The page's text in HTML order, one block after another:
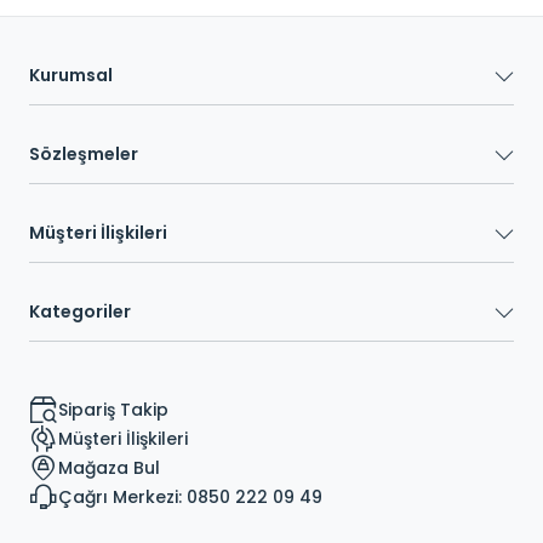
Kurumsal
Sözleşmeler
Müşteri İlişkileri
Kategoriler
Sipariş Takip
Müşteri İlişkileri
Mağaza Bul
Çağrı Merkezi: 0850 222 09 49